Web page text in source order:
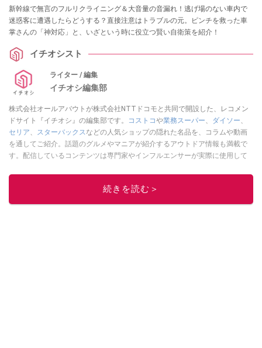
新幹線で無言のフルリクライニング＆大音量の音漏れ！逃げ場のない車内で
迷惑客に遭遇したらどうする？直接注意はトラブルの元。ピンチを救った車
掌さんの「神対応」と、いざという時に役立つ賢い自衛策を紹介！
イチオシスト
ライター / 編集
イチオシ編集部
株式会社オールアバウトが株式会社NTTドコモと共同で開設した、レコメン
ドサイト『イチオシ』の編集部です。
コストコや業務スーパー ダイソー
セリア
スターバックス などの人気ショップの隠れた名品を、コラムや動画
を通してご紹介。話題のグルメやマニアが紹介するアウトドア情報も満載で
す。配信しているコンテンツは専門家やインフルエンサーが実際に使用して
ニュースでフォロー
続きを読む＞